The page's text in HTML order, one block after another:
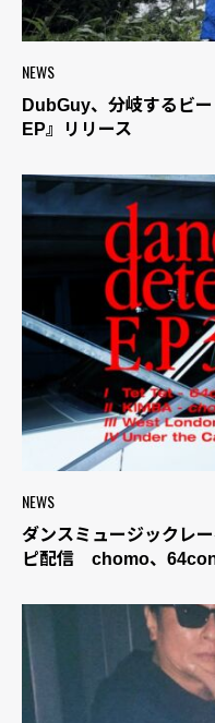
NEWS
DubGuy、分岐するビ
EP』リリース
NEWS
ダンスミュージックレ
ピ配信 chomo、